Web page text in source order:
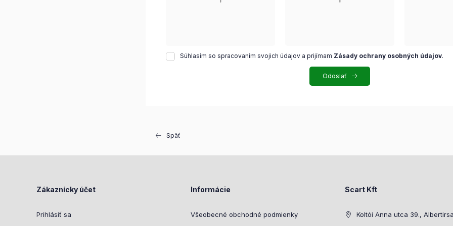
Súhlasím so spracovaním svojich údajov a prijímam Zásady ochrany osobných údajov.
Odoslať
Späť
Zákaznícky účet
Prihlásiť sa
Informácie
Všeobecné obchodné podmienky
Scart Kft
Koltói Anna utca 39.,